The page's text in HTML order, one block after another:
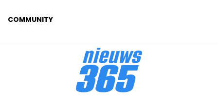
COMMUNITY